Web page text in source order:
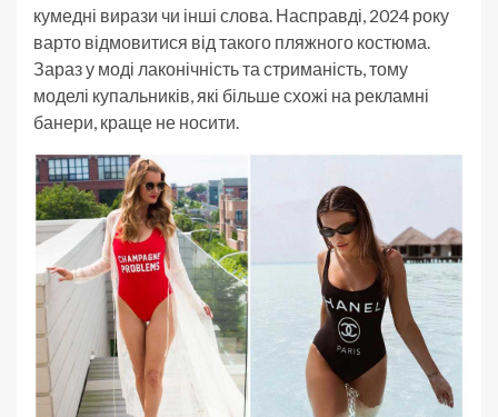
кумедні вирази чи інші слова. Насправді, 2024 року
варто відмовитися від такого пляжного костюма.
Зараз у моді лаконічність та стриманість, тому
моделі купальників, які більше схожі на рекламні
банери, краще не носити.